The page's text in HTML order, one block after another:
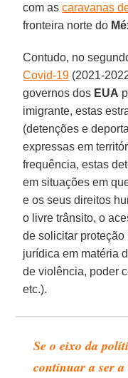
com ascaravanas
fronteira norte do
Contudo, no
Covid-19 (2021-
governos dos EUA
imigrante, estas
(detenções e
expressas em
frequência, estas
em situações em
e os seus direitos
o livre trânsito, o
de solicitar
jurídica em matéria
de violência, poder
etc.).
Se o eixo da
continuar a ser a